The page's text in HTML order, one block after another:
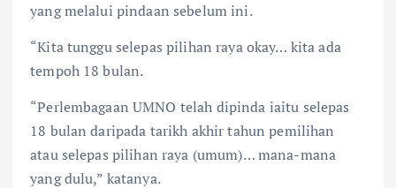
yang melalui pindaan sebelum ini.
“Kita tunggu selepas pilihan raya okay… kita ada
tempoh 18 bulan.
“Perlembagaan UMNO telah dipinda iaitu selepas
18 bulan daripada tarikh akhir tahun pemilihan
atau selepas pilihan raya (umum)… mana-mana
yang dulu,” katanya.